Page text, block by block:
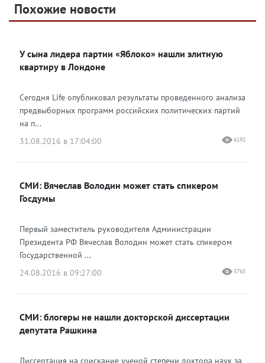
Telegram
Одноклассники
Яндекс Дзен
Похожие новости
У сына лидера партии «Яблоко» нашли элитную
квартиру в Лондоне
Сегодня Life опубликовал результаты проведенного анализа
предвыборных программ российских политических партий
на п...
31.08.2016 в 17:04:00
6192
СМИ: Вячеслав Володин может стать спикером
Госдумы
Первый заместитель руководителя Администрации
Президента РФ Вячеслав Володин может стать спикером
Государственной ...
24.08.2016 в 09:27:00
5765
СМИ: блогеры не нашли докторской диссертации
депутата Рашкина
Диссертация на соискание ученой степени доктора наук за